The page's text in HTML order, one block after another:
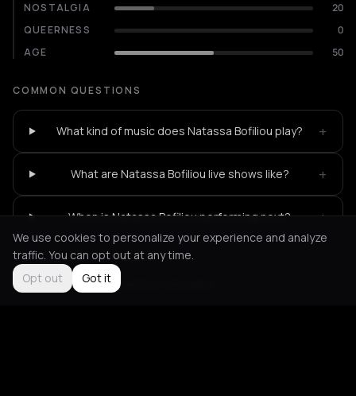
NOSTALGIA
20
QUEERNESS
0
AGE
50
COMMON QUESTIONS
What kind of music does Natassa Bofiliou play? +
What are Natassa Bofiliou live shows like? +
When is Natassa Bofiliou performing next? +
Not feeling it? All events in Amvrakia
We use cookies to personalize your experience and analyze
traffic. You can opt out at any time.
Opt out
Got it